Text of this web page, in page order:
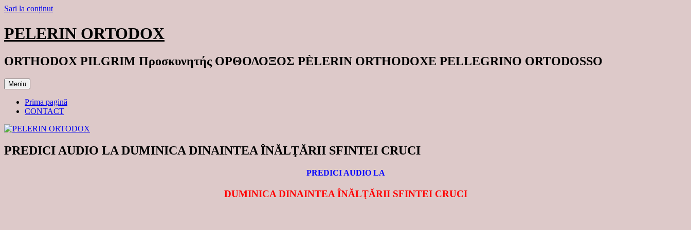
Sari la conținut
PELERIN ORTODOX
ORTHODOX PILGRIM Προσκυνητής ΟΡΘΟΔΟΞΟΣ PÈLERIN ORTHODOXE PELLEGRINO ORTODOSSO
Meniu
Prima pagină
CONTACT
PREDICI AUDIO LA DUMINICA DINAINTEA ÎNĂLŢĂRII SFINTEI CRUCI
PREDICI AUDIO LA
DUMINICA DINAINTEA ÎNĂLŢĂRII SFINTEI CRUCI